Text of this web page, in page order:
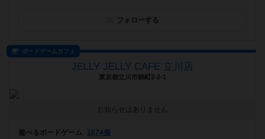
フォローする
ボードゲームカフェ
JELLY JELLY CAFE 立川店
東京都立川市錦町2-2-1
お知らせはありません
遊べるボードゲーム
1674個